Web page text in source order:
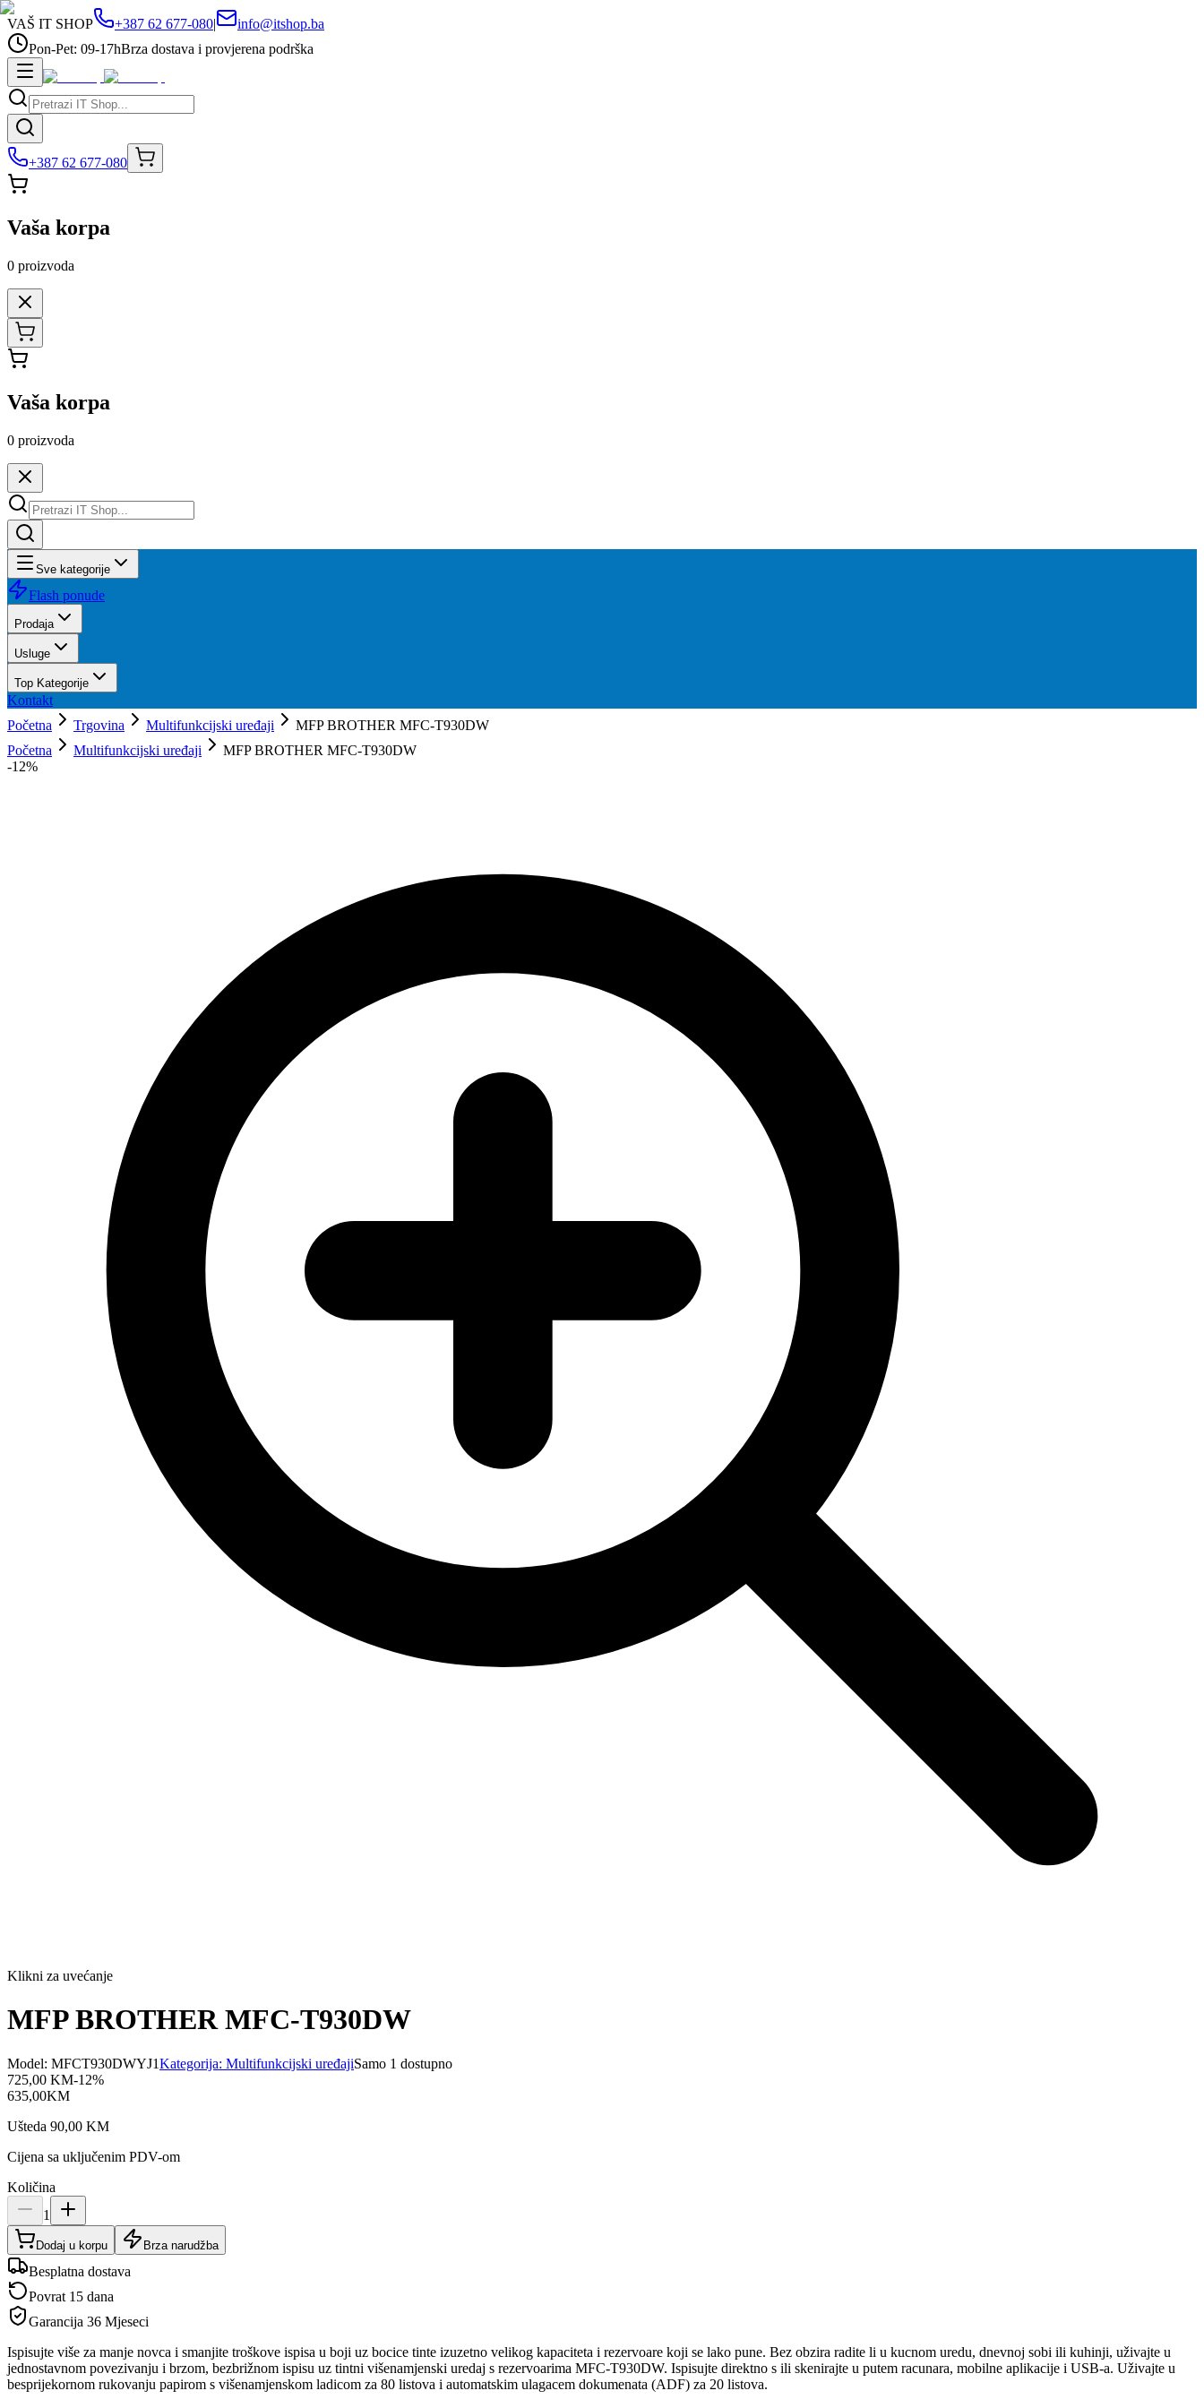
VAŠ IT SHOP +387 62 677-080|
info@itshop.ba
Pon-Pet: 09-17hBrza dostava i provjerena podrška
+387 62 677-080
Vaša korpa
0 proizvoda
Vaša korpa
0 proizvoda
Sve kategorije
Flash ponude
Prodaja
Usluge
Top Kategorije
Kontakt
Početna
Trgovina Multifunkcijski uređaji
MFP BROTHER MFC-T930DW
Početna
Multifunkcijski uređaji
MFP BROTHER MFC-T930DW
-12%
Klikni za uvećanje
MFP BROTHER MFC-T930DW
Model: MFCT930DWYJ1Kategorija: Multifunkcijski uređajiSamo 1 dostupno
725,00 KM-12%
635,00KM
Ušteda 90,00 KM
Cijena sa uključenim PDV-om
Količina
1
Dodaj u korpu Brza narudžba
Besplatna dostava
Povrat 15 dana
Garancija 36 Mjeseci
Ispisujte više za manje novca i smanjite troškove ispisa u boji uz bocice tinte izuzetno velikog kapaciteta i rezervoare koji se lako pune. Bez obzira radite li u kucnom uredu, dnevnoj sobi ili kuhinji, uživajte u
jednostavnom povezivanju i brzom, bezbrižnom ispisu uz tintni višenamjenski uredaj s rezervoarima MFC-T930DW. Ispisujte direktno s ili skenirajte u putem racunara, mobilne aplikacije i USB-a. Uživajte u
besprijekornom rukovanju papirom s višenamjenskom ladicom za 80 listova i automatskim ulagacem dokumenata (ADF) za 20 listova.